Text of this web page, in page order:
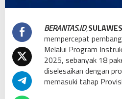
BERANTAS.ID,
mempercepat
Melalui Program
2025, sebanyak 18
diselesaikan dengan
memasuki tahap